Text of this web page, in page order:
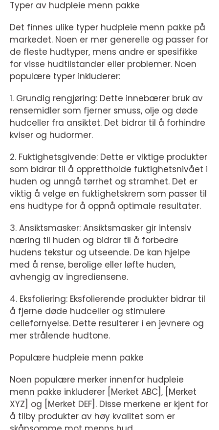
Typer av hudpleie menn pakke
Det finnes ulike typer hudpleie menn pakke på
markedet. Noen er mer generelle og passer for
de fleste hudtyper, mens andre er spesifikke
for visse hudtilstander eller problemer. Noen
populære typer inkluderer:
1. Grundig rengjøring: Dette innebærer bruk av
rensemidler som fjerner smuss, olje og døde
hudceller fra ansiktet. Det bidrar til å forhindre
kviser og hudormer.
2. Fuktighetsgivende: Dette er viktige produkter
som bidrar til å opprettholde fuktighetsnivået i
huden og unngå tørrhet og stramhet. Det er
viktig å velge en fuktighetskrem som passer til
ens hudtype for å oppnå optimale resultater.
3. Ansiktsmasker: Ansiktsmasker gir intensiv
næring til huden og bidrar til å forbedre
hudens tekstur og utseende. De kan hjelpe
med å rense, berolige eller løfte huden,
avhengig av ingrediensene.
4. Eksfoliering: Eksfolierende produkter bidrar til
å fjerne døde hudceller og stimulere
cellefornyelse. Dette resulterer i en jevnere og
mer strålende hudtone.
Populære hudpleie menn pakke
Noen populære merker innenfor hudpleie
menn pakke inkluderer [Merket ABC], [Merket
XYZ] og [Merket DEF]. Disse merkene er kjent for
å tilby produkter av høy kvalitet som er